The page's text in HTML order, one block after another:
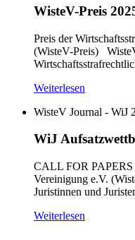
WisteV-Preis
Preis der
(WisteV-Preis)
Weiterlesen
WisteV Journal - WiJ
WiJ
CALL FOR PAPERS
Vereinigung e.V.
Juristinnen und
Weiterlesen